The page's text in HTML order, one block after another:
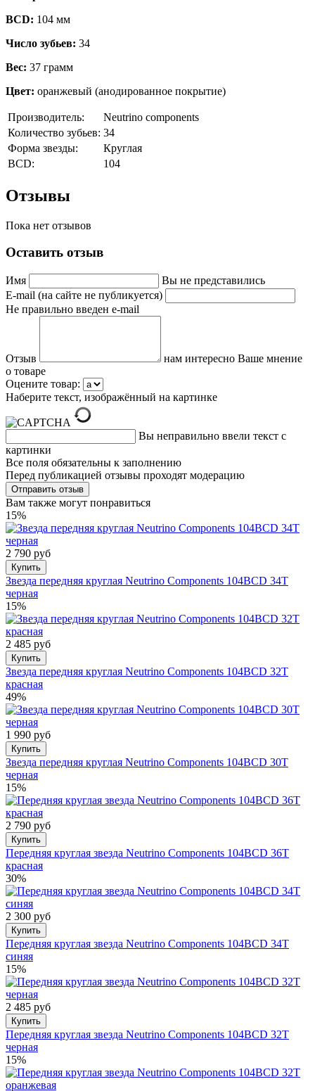
BCD: 104 мм
Число зубьев: 34
Вес: 37 грамм
Цвет: оранжевый (анодированное покрытие)
Производитель:
Neutrino components
Количество зубьев: 34
Форма звезды:
Круглая
BCD:
104
Отзывы
Пока нет отзывов
Оставить отзыв
Имя
Вы не представились
E-mail (на сайте не публикуется)
Не правильно введен e-mail
Отзыв
нам интересно Ваше мнение
о товаре
Оцените товар:
Наберите текст, изображённый на картинке
Вы неправильно ввели текст с
картинки
Все поля обязательны к заполнению
Перед публикацией отзывы проходят модерацию
Вам также могут понравиться
15%
2 790 руб
Купить
Звезда передняя круглая Neutrino Components 104BCD 34T
черная
15%
2 485 руб
Купить
Звезда передняя круглая Neutrino Components 104BCD 32T
красная
49%
1 990 руб
Купить
Звезда передняя круглая Neutrino Components 104BCD 30T
черная
15%
2 790 руб
Купить
Передняя круглая звезда Neutrino Components 104BCD 36T
красная
30%
2 300 руб
Купить
Передняя круглая звезда Neutrino Components 104BCD 34T
синяя
15%
2 485 руб
Купить
Передняя круглая звезда Neutrino Components 104BCD 32T
черная
15%